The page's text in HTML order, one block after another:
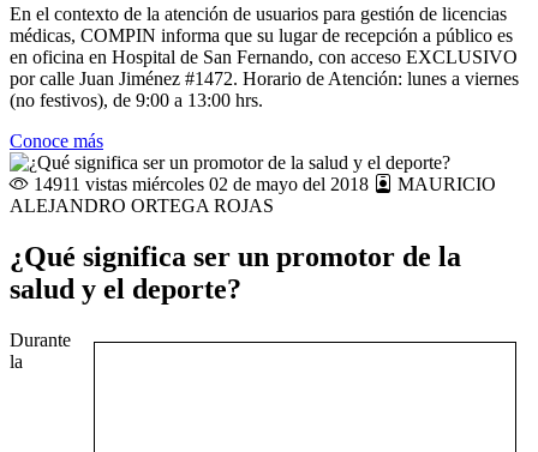
En el contexto de la atención de usuarios para gestión de licencias
médicas, COMPIN informa que su lugar de recepción a público es
en oficina en Hospital de San Fernando, con acceso EXCLUSIVO
por calle Juan Jiménez #1472. Horario de Atención: lunes a viernes
(no festivos), de 9:00 a 13:00 hrs.
Conoce más
14911 vistas miércoles 02 de mayo del 2018
MAURICIO
ALEJANDRO ORTEGA ROJAS
¿Qué significa ser un promotor de la
salud y el deporte?
Durante
la